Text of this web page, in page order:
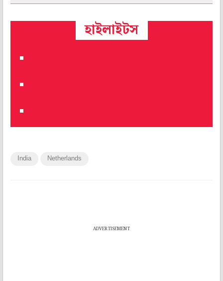
হাইলাইটস
India Netherlands
ADVERTISEMENT